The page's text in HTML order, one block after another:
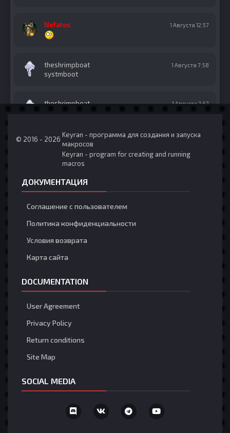
Nefatos 1 Августа 12:57
theshrimpboat 1 Августа 7:58
systmboot
theshrimpboat 1 Августа 7:57
whys it called meo
theshrimpboat
shrimpboat
theshrimpboat
lol i should be called theshrimpboat
hey
diddyparty
@Банзай2 Очистите файлы cookie и перезапустите
Банзай2
рулетка
© 2016 - 2026
Keyran - программа для создания и запуска
макросов
Keyran - program for creating and running
macros
ДОКУМЕНТАЦИЯ
Соглашение с пользователем
Политика конфиденциальности
Условия возврата
Карта сайта
DOCUMENTATION
User Agreement
Privacy Policy
Return conditions
Site Map
SOCIAL MEDIA